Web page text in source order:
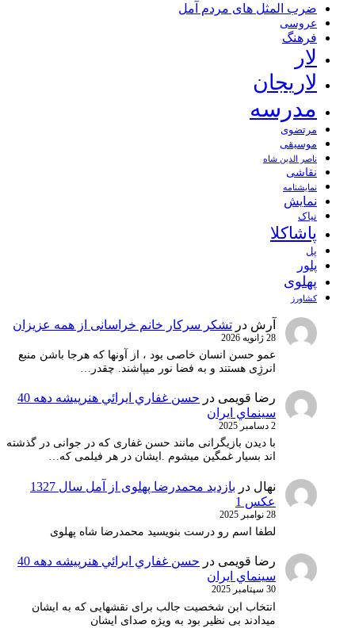
ضرب المثل های مردم آمل
عروسی
فرهنگ
لار
لاریجان
مدرسه
مرتضوی
موسیقی
ناصر الدین شاه
نقاشی
نمايشنامه
نمایش
نیاک
پاشاکلا
پل
پلور
پهلوی
کشاورز
آرش در تشکر سرکار خانم خراسانی از همه عزیزان
28 ژانویه 2026
عمو حسن انسان خاصی بود ، از آونها که هرجا باشن منبع
انرژِی هستند و به فضا نور میپاشند. چقدر…
رضا قویمی در
حسن غفاري ايرائي هنرپيشه دهه 40
سينماي ايران
2 دسامبر 2025
با دیدن بازیگرانی مانند حسن غفاری که در جوانی در گذشته
اند بسیار غمگین میشوم .ایشان در هر فیلمی که…
نهال در
بازدید محمدرضا پهلوی از آمل سال 1327
عکس 1
28 نوامبر 2025
لطفا اسم رو درست بنویسید محمدرضا شاه پهلوی
رضا قویمی در
حسن غفاري ايرائي هنرپيشه دهه 40
سينماي ايران
30 سپتامبر 2025
انتخاب ابن شخصیت جالب برای نقشهایی که به ایشان
میدادند بی نظیر بود به ویژه صدای ایشان